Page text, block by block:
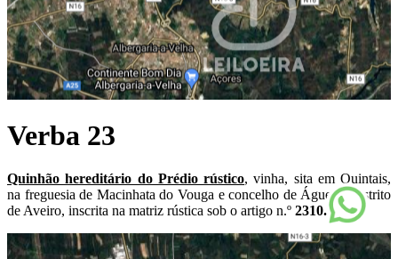
Verba 23
Quinhão hereditário do Prédio rústico, vinha, sita em Quintais,
na freguesia de Macinhata do Vouga e concelho de Águeda, distrito
de Aveiro, inscrita na matriz rústica sob o artigo n.º 2310.